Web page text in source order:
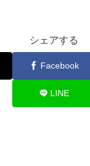
シェアする
Facebook
LINE